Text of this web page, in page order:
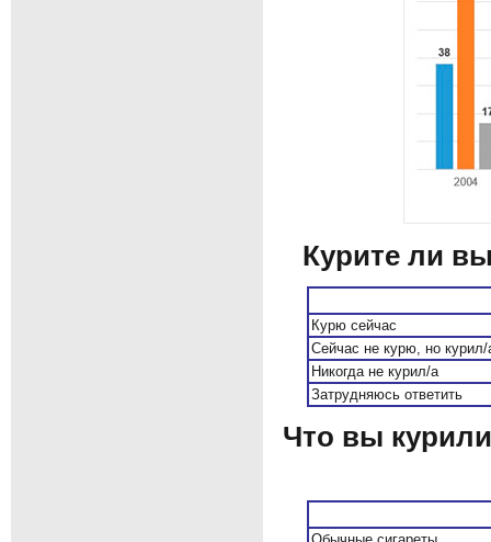
Курите ли
Курю сейчас
Сейчас не курю, но
Никогда не курил/а
Затрудняюсь ответить
Что вы